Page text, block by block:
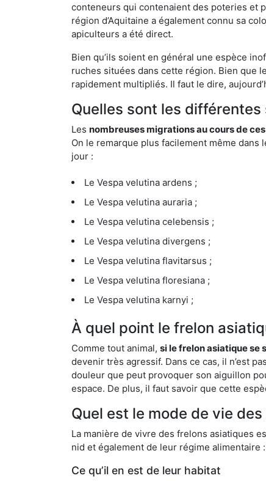
conteneurs qui contenaient des poteries et
région d’Aquitaine a également connu sa
apiculteurs a été direct.
Bien qu’ils soient en général une espèce
ruches situées dans cette région. Bien que
rapidement multipliés. Il faut le dire,
Quelles sont les
Les nombreuses migrations au cours de
On le remarque plus facilement même
jour :
Le Vespa velutina ardens ;
Le Vespa velutina auraria ;
Le Vespa velutina celebensis ;
Le Vespa velutina divergens ;
Le Vespa velutina flavitarsus ;
Le Vespa velutina floresiana ;
Le Vespa velutina karnyi ;
À quel point le frelon
Comme tout animal, si le frelon asiatique se
devenir très agressif. Dans ce cas, il n’est
douleur que peut provoquer son aiguillon
espace. De plus, il faut savoir que cette
Quel est le mode de vie
La manière de vivre des frelons asiatiques
nid et également de leur régime alimentaire :
Ce qu’il en est de leur habitat